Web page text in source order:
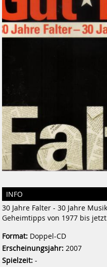
INFO
30 Jahre Falter - 30 Jahre
Geheimtipps von 1977 bis
Format: Doppel-CD
Erscheinungsjahr: 2007
Spielzeit: -